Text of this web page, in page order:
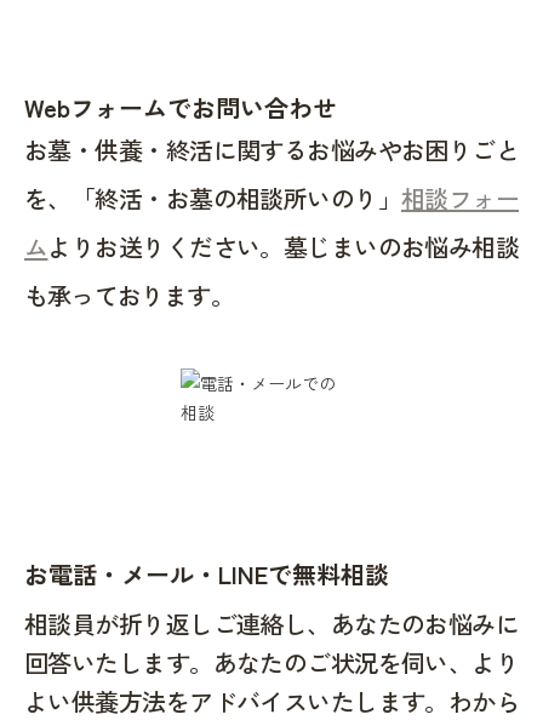
Webフォームでお問い合わせ
お墓・供養・終活に関するお悩みやお困りごと
を、「終活・お墓の相談所いのり」相談フォー
ムよりお送りください。墓じまいのお悩み相談
も承っております。
お電話・メール・LINEで無料相談
相談員が折り返しご連絡し、あなたのお悩みに
回答いたします。あなたのご状況を伺い、より
よい供養方法をアドバイスいたします。わから